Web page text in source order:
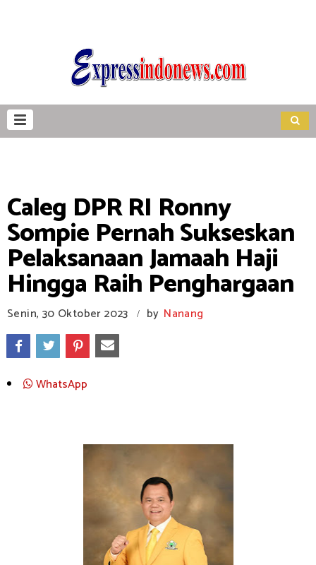
Caleg DPR RI Ronny
Sompie Pernah Sukseskan
Pelaksanaan Jamaah Haji
Hingga Raih Penghargaan
Senin, 30 Oktober 2023 / by Nanang
WhatsApp